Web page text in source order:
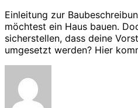
Einleitung zur
möchtest ein Haus bauen.
sicherstellen, dass deine
umgesetzt werden? Hier